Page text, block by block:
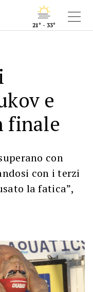
21° - 33°
e
finale
con
con i terzi
la fatica”,